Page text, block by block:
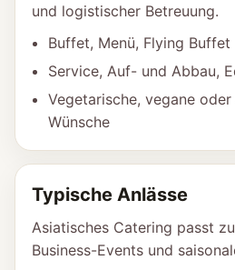
und logistischer Betreuung.
Buffet, Menü, Flying
Service, Auf- und Abbau,
Vegetarische, vegane
Wünsche
Typische Anlässe
Asiatisches Catering passt
Business-Events und